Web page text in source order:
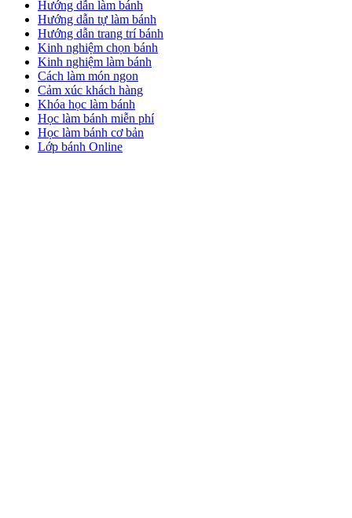
Hướng dẫn làm bánh
Hướng dẫn tự làm bánh
Hướng dẫn trang trí bánh
Kinh nghiệm chọn bánh
Kinh nghiệm làm bánh
Cách làm món ngon
Cảm xúc khách hàng
Khóa học làm bánh
Học làm bánh miễn phí
Học làm bánh cơ bản
Lớp bánh Online